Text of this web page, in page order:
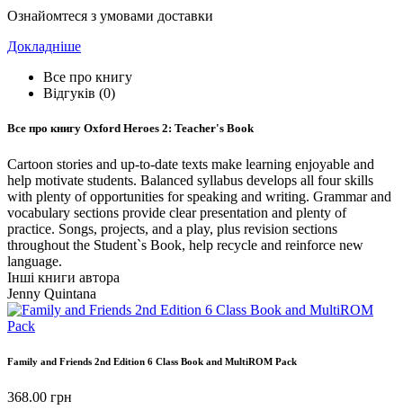
Ознайомтеся з умовами доставки
Докладніше
Все про книгу
Відгуків (0)
Все про книгу Oxford Heroes 2: Teacher's Book
Cartoon stories and up-to-date texts make learning enjoyable and
help motivate students. Balanced syllabus develops all four skills
with plenty of opportunities for speaking and writing. Grammar and
vocabulary sections provide clear presentation and plenty of
practice. Songs, projects, and a play, plus revision sections
throughout the Student`s Book, help recycle and reinforce new
language.
Інші книги автора
Jenny Quintana
Family and Friends 2nd Edition 6 Class Book and MultiROM Pack
368.00 грн